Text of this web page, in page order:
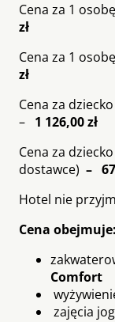
Cena za 1
zł
Cena za 1
zł
Cena za
– 1 126,00 zł
Cena za
dostawce) –
Hotel nie
Cena obejmuje:
Comfort
zajęcia